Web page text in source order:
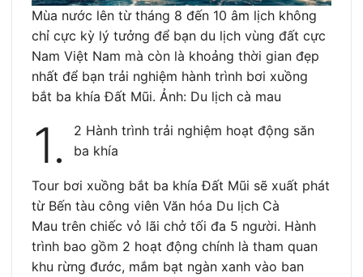
Mùa nước lên từ tháng 8 đến 10 âm lịch không
chỉ cực kỳ lý tưởng để bạn du lịch vùng đất cực
Nam Việt Nam mà còn là khoảng thời gian đẹp
nhất để bạn trải nghiệm hành trình bơi xuồng
bắt ba khía Đất Mũi. Ảnh: Du lịch cà mau
1.
2 Hành trình trải nghiệm hoạt động săn
ba khía
Tour bơi xuồng bắt ba khía Đất Mũi sẽ xuất phát
từ Bến tàu công viên Văn hóa Du lịch Cà
Mau trên chiếc vỏ lãi chở tối đa 5 người. Hành
trình bao gồm 2 hoạt động chính là tham quan
khu rừng đước, mắm bạt ngàn xanh vào ban